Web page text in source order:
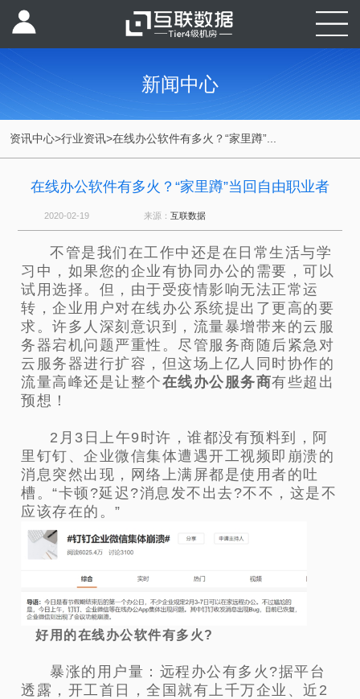
新闻中心
资讯中心>行业资讯>在线办公软件有多火？“家里蹲”...
在线办公软件有多火？“家里蹲”当回自由职业者
2020-02-19 来源： 互联数据
不管是我们在工作中还是在日常生活与学
习中，如果您的企业有协同办公的需要，可以
试用选择。但，由于受疫情影响无法正常运
转，企业 用户对在线办公系统提出了更高的要
求。许多人深刻意识到，流量暴增带来的云服
务器宕机问题严重性。尽管服务商随后紧急对
云服务器进行扩容，但这场上亿人同时协作的
流量高峰还是让整个在线办公服务商有些超出
预想！
2月3日上午9时许，谁都没有预料到，阿
里钉钉、企业微信集体遭遇开工视频即崩溃的
消息突然出现，网络上满屏都是使用者的吐
槽。“卡顿?延迟?消息发不出去?不不，这是不
应该存在的。”
好用的在线办公软件有多火?
暴涨的用户量：远程办公有多火?据平台
透露，开工首日，全国就有上千万企业、近2